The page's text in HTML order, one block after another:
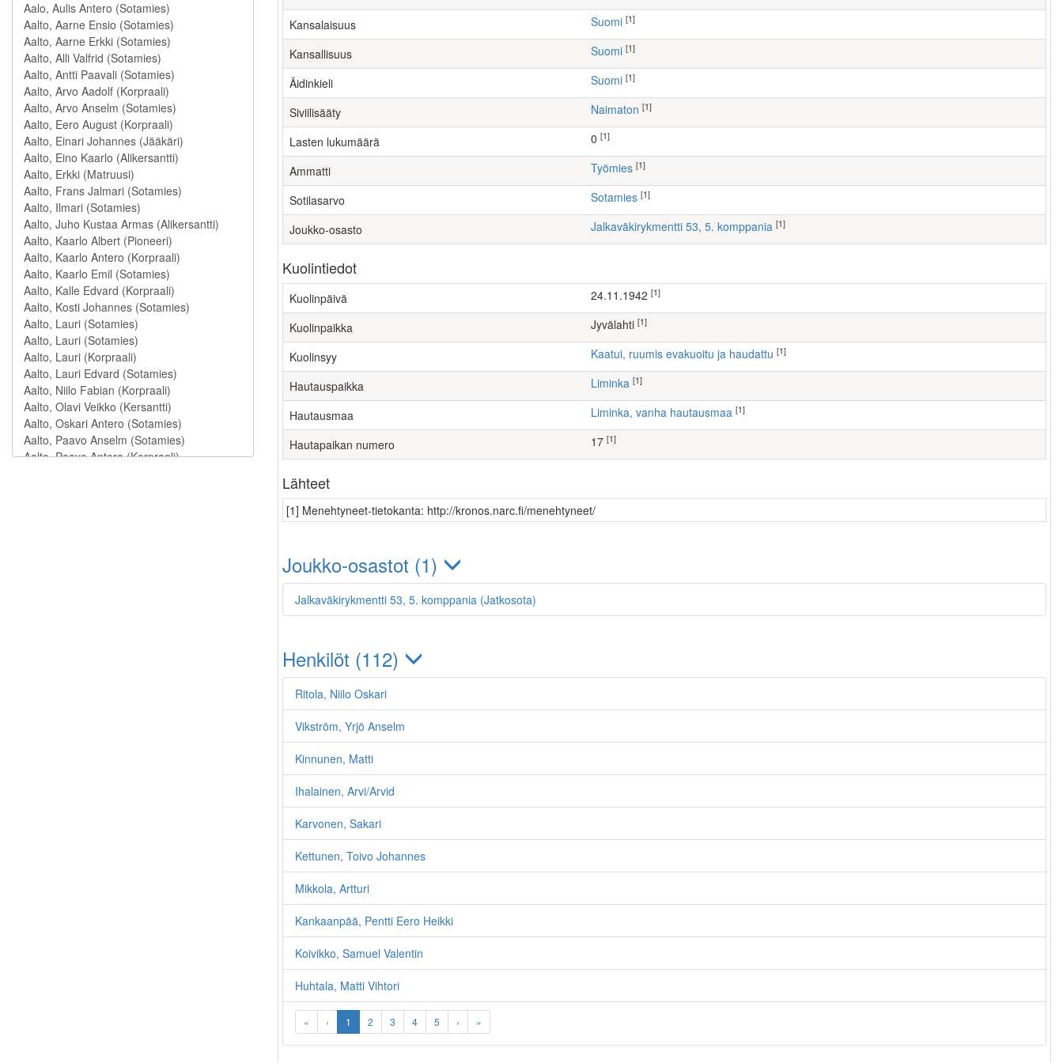
Kansalaisuus Suomi [1]
Kansallisuus Suomi [1]
Äidinkieli Suomi [1]
Siviilisääty Naimaton [1]
Lasten lukumäärä [1]
Ammatti työmies [1]
Sotilasarvo Sotamies [1]
Joukko-osasto Jalkaväkirykmentti 53, 5. komppania [1]
Kuolintiedot
Kuolinpäivä 24.11.1942 [1]
Kuolinpaikka Jyvälahti [1]
Kuolinsyy Kaatui, ruumis evakuoitu ja haudattu [1]
Hautauspaikka Liminka [1]
Hautausmaa Liminka, vanha hautausmaa [1]
Hautapaikan numero 17 [1]
Lähteet
[1] Menehtyneet-tietokanta: http://kronos.narc.fi/menehtyneet/
Joukko-osastot (1)
Jalkaväkirykmentti 53, 5. komppania (Jatkosota)
Henkilöt (112)
Ritola, Niilo Oskari
Vikström, Yrjö Anselm
Kinnunen, Matti
Ihalainen, Arvi/Arvid
Karvonen, Sakari
Kettunen, Toivo Johannes
Mikkola, Artturi
Kankaanpää, Pentti Eero Heikki
Koivikko, Samuel Valentin
Huhtala, Matti Vihtori
« ‹ 1 2 3 4 5 › »